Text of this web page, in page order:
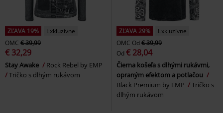
ZĽAVA 19%
Exkluzívne
OMC € 39,99
€ 32,29
Stay Awake
Rock Rebel by EMP
Tričko s dlhým rukávom
ZĽAVA 29%
Exkluzívne
OMC Od € 39,99
Od € 28,04
Čierna košeľa s dlhými rukávmi,
opraným efektom a potlačou
Black Premium by EMP
Tričko s
dlhým rukávom